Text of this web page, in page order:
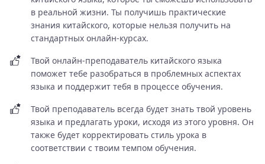
в реальной жизни. Ты получишь практические
знания китайского, которые нельзя получить на
стандартных онлайн-курсах.
Твой онлайн-преподаватель китайского языка
поможет тебе разобраться в проблемных аспектах
языка и поддержит тебя в процессе обучения.
Твой преподаватель всегда будет знать твой уровень
языка и предлагать уроки, исходя из этого уровня. Он
также будет корректировать стиль урока в
соответствии с твоим темпом обучения.